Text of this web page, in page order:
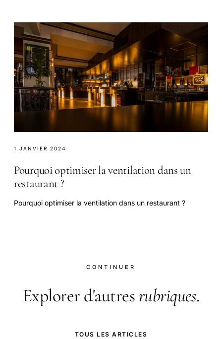
1 JANVIER 2024
Pourquoi optimiser la ventilation dans un
restaurant ?
Pourquoi optimiser la ventilation dans un restaurant ?
CONTINUER
Explorer d'autresrubriques.
TOUS LES ARTICLES